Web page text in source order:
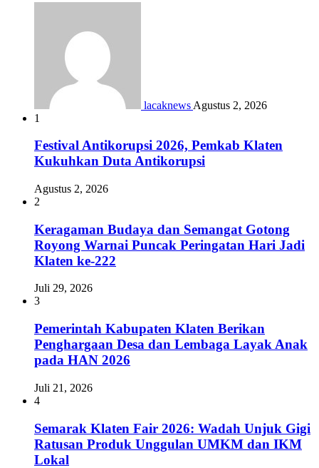
lacaknews Agustus 2, 2026
1
Festival Antikorupsi 2026, Pemkab Klaten
Kukuhkan Duta Antikorupsi
Agustus 2, 2026
2
Keragaman Budaya dan Semangat Gotong
Royong Warnai Puncak Peringatan Hari Jadi
Klaten ke-222
Juli 29, 2026
3
Pemerintah Kabupaten Klaten Berikan
Penghargaan Desa dan Lembaga Layak Anak
pada HAN 2026
Juli 21, 2026
4
Semarak Klaten Fair 2026: Wadah Unjuk Gigi
Ratusan Produk Unggulan UMKM dan IKM
Lokal